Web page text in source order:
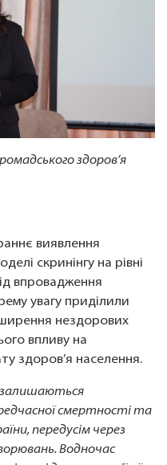
здоров’я
виявлення
скринінгу на рівні
впровадження
увагу приділили
нездорових
впливу на
здоров’я населення.
залишаються
смертності та
передусім через
Водночас